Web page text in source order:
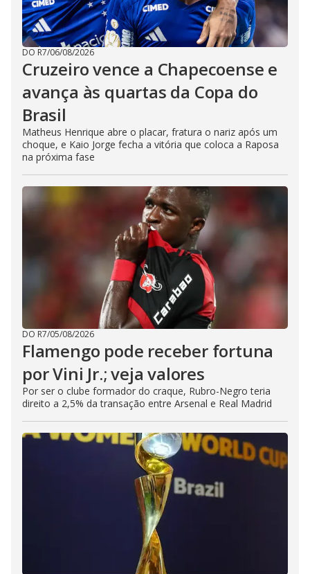
DO R7/06/08/2026
Cruzeiro vence a Chapecoense e
avança às quartas da Copa do
Brasil
Matheus Henrique abre o placar, fratura o nariz após um
choque, e Kaio Jorge fecha a vitória que coloca a Raposa
na próxima fase
DO R7/05/08/2026
Flamengo pode receber fortuna
por Vini Jr.; veja valores
Por ser o clube formador do craque, Rubro-Negro teria
direito a 2,5% da transação entre Arsenal e Real Madrid